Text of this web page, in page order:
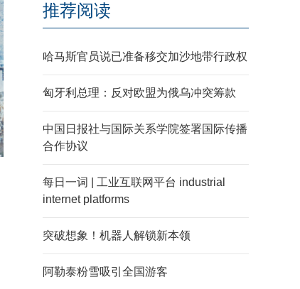
推荐阅读
哈马斯官员说已准备移交加沙地带行政权
匈牙利总理：反对欧盟为俄乌冲突筹款
中国日报社与国际关系学院签署国际传播
合作协议
每日一词 | 工业互联网平台 industrial
internet platforms
突破想象！机器人解锁新本领
阿勒泰粉雪吸引全国游客